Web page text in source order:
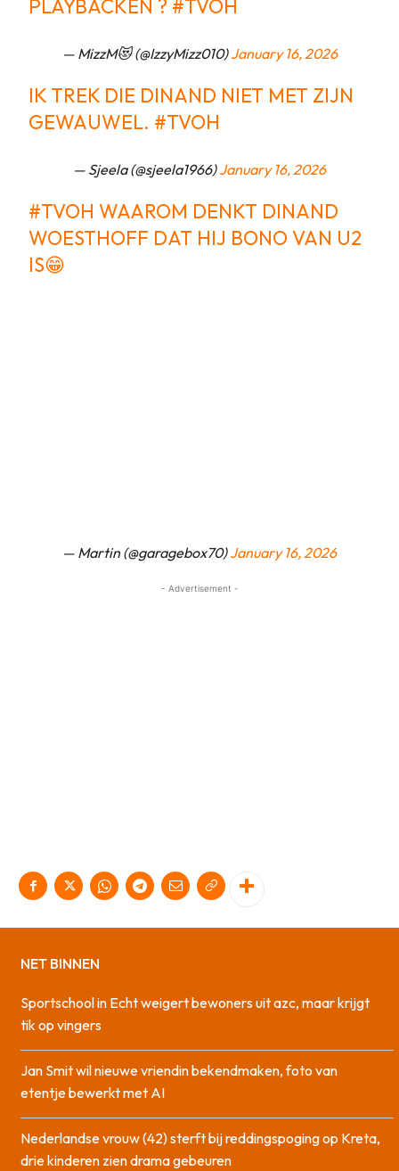
PLAYBACKEN ? #TVOH
— MizzM😻 (@IzzyMizz010)January 16, 2026
IK TREK DIE DINAND NIET MET ZIJN
GEWAUWEL. #TVOH
— Sjeela (@sjeela1966)January 16, 2026
#TVOH WAAROM DENKT DINAND
WOESTHOFF DAT HIJ BONO VAN U2
IS😁
— Martin (@garagebox70)January 16, 2026
- Advertisement -
NET BINNEN
Sportschool in Echt weigert bewoners uit azc, maar krijgt
tik op vingers
Jan Smit wil nieuwe vriendin bekendmaken, foto van
etentje bewerkt met AI
Nederlandse vrouw (42) sterft bij reddingspoging op Kreta,
drie kinderen zien drama gebeuren